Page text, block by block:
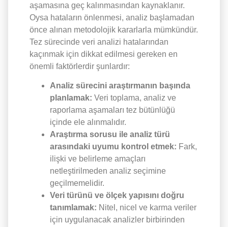
aşamasına geç kalınmasından kaynaklanır.
Oysa hataların önlenmesi, analiz başlamadan
önce alınan metodolojik kararlarla mümkündür.
Tez sürecinde veri analizi hatalarından
kaçınmak için dikkat edilmesi gereken en
önemli faktörlerdir şunlardır:
Analiz sürecini araştırmanın başında
planlamak: Veri toplama, analiz ve
raporlama aşamaları tez bütünlüğü
içinde ele alınmalıdır.
Araştırma sorusu ile analiz türü
arasındaki uyumu kontrol etmek: Fark,
ilişki ve belirleme amaçları
netleştirilmeden analiz seçimine
geçilmemelidir.
Veri türünü ve ölçek yapısını doğru
tanımlamak: Nitel, nicel ve karma veriler
için uygulanacak analizler birbirinden